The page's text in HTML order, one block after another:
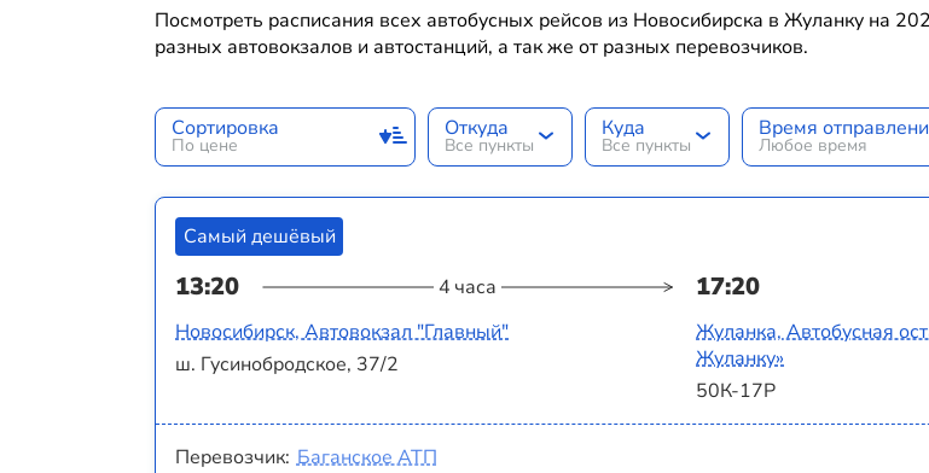
Посмотреть расписания всех автобусных рейсов из Новосибирска в Жуланку на
разных автовокзалов и автостанций, а так же от разных перевозчиков.
Сортировка
По цене
Откуда
Все пункты
Куда
Все пункты
Время
Любое время
Самый дешёвый
13:20 4 часа 17:20
Новосибирск, Автовокзал "Главный"
ш. Гусинобродское, 37/2
Жуланка, Автобусная
Жуланку»
50К-17Р
Перевозчик: Баганское АТП